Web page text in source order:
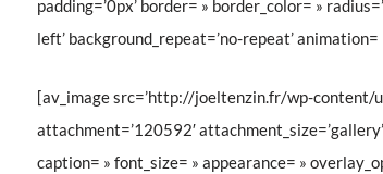
padding=’0px’ border= » border_color= »
left’ background_repeat=’no-repeat’ animation=
[av_image src=’http://joeltenzin.fr/wp-
attachment=’120592′
caption= » font_size= » appearance= »